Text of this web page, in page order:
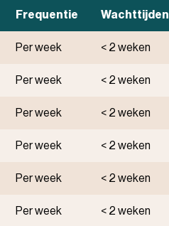
Frequentie Wachttijden
Per week < 2 weken
Per week < 2 weken
Per week < 2 weken
Per week < 2 weken
Per week < 2 weken
Per week < 2 weken